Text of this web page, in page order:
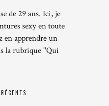
de 29 ans. Ici, je
sexy en toute
en apprendre un
la rubrique "Qui